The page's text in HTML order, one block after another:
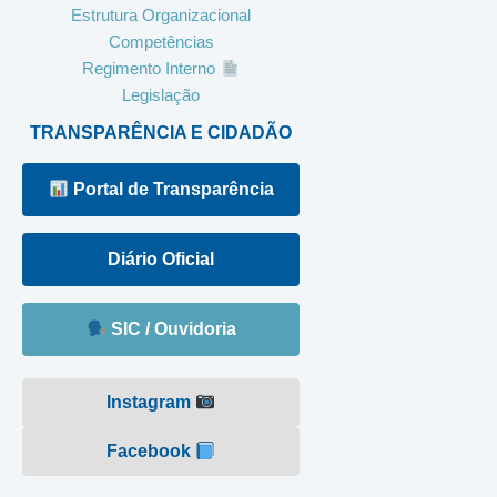
Estrutura Organizacional
Competências
Regimento Interno
Legislação
TRANSPARÊNCIA E CIDADÃO
Portal de Transparência
Diário Oficial
SIC / Ouvidoria
Instagram
Facebook